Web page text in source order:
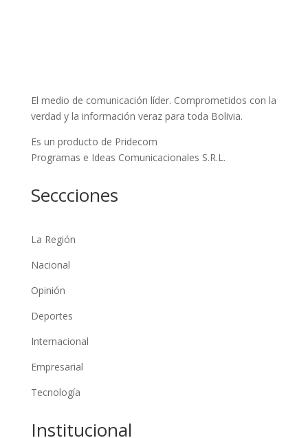
El medio de comunicación líder. Comprometidos con la
verdad y la información veraz para toda Bolivia.
Es un producto de Pridecom
Programas e Ideas Comunicacionales S.R.L.
Seccciones
La Región
Nacional
Opinión
Deportes
Internacional
Empresarial
Tecnología
Institucional